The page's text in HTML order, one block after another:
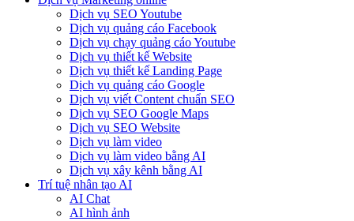
Dịch vụ SEO Youtube
Dịch vụ quảng cáo Facebook
Dịch vụ chạy quảng cáo Youtube
Dịch vụ thiết kế Website
Dịch vụ thiết kế Landing Page
Dịch vụ quảng cáo Google
Dịch vụ viết Content chuẩn SEO
Dịch vụ SEO Google Maps
Dịch vụ SEO Website
Dịch vụ làm video
Dịch vụ làm video bằng AI
Dịch vụ xây kênh bằng AI
Trí tuệ nhân tạo AI
AI Chat
AI hình ảnh